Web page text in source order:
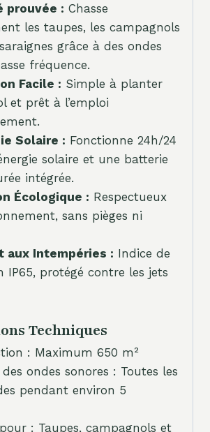
prouvée : Chasse
les taupes, les campagnols
grâce à des ondes
fréquence.
Facile : Simple à planter
et prêt à l’emploi
Solaire : Fonctionne 24h/24
solaire et une batterie
intégrée.
Écologique : Respectueux
sans pièges ni
aux Intempéries : Indice de
IP65, protégé contre les jets
Techniques
: Maximum 650 m²
ondes sonores : Toutes les
pendant environ 5
: Taupes, campagnols et